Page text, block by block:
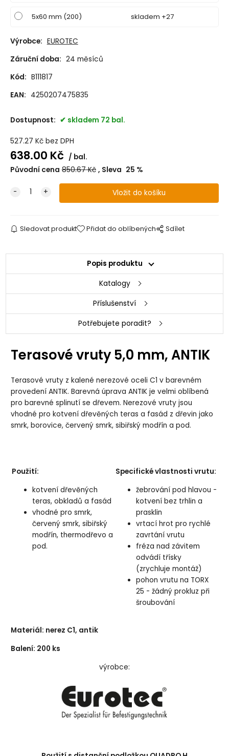
5x60 mm (200) skladem +27
Výrobce: EUROTEC
Záruční doba: 24 měsíců
Kód: B111817
EAN: 4250207475835
Dostupnost: skladem 72 bal.
527.27 Kč bez DPH
638.00 Kč
bal.
Původní cena 850.67Kč Sleva 25 %
Sledovat produkt Přidat do oblíbených Sdílet
Popis produktu
Katalogy
Příslušenství
Potřebujete poradit?
Terasové vruty 5,0 mm, ANTIK
Terasové vruty z kalené nerezové oceli C1 v barevném
provedení ANTIK. Barevná úprava ANTIK je velmi oblíbená
pro barevné splinutí se dřevem. Nerezové vruty jsou
vhodné pro kotvení dřevěných teras a fasád z dřevin jako
smrk, borovice, červený smrk, sibiřský modřín a pod.
Použití:
kotvení dřevěných
teras, obkladů a fasád
vhodné pro smrk,
červený smrk, sibiřský
modřín, thermodřevo a
pod.
Specifické vlastnosti vrutu:
žebrování pod hlavou -
kotvení bez trhlin a
prasklin
vrtací hrot pro rychlé
zavrtání vrutu
fréza nad závitem
odvádí třísky
(zrychluje montáž)
pohon vrutu na TORX
25 - žádný prokluz při
šroubování
Materiál: nerez C1, antik
Balení: 200 ks
výrobce: